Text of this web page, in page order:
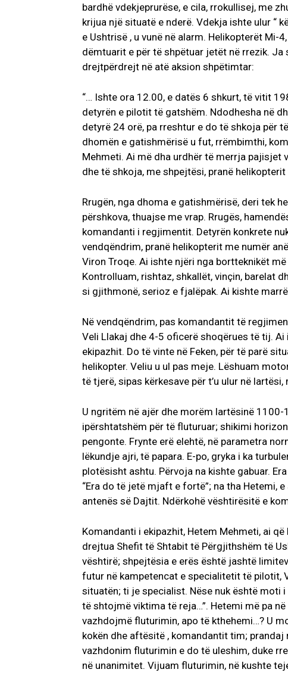
bardhë vdekjeprurëse, e cila, rrokullisej, me
krijua një situatë e nderë. Vdekja ishte ulur “
e Ushtrisë , u vunë në alarm. Helikopterët Mi-
dëmtuarit e për të shpëtuar jetët në rrezik.
drejtpërdrejt në atë aksion shpëtimtar:
“… Ishte ora 12.00, e datës 6 shkurt, të vitit
detyrën e pilotit të gatshëm. Ndodhesha në
detyrë 24 orë, pa rreshtur e do të shkoja për
dhomën e gatishmërisë u fut, rrëmbimthi,
Mehmeti. Ai më dha urdhër të merrja pajisjet
dhe të shkoja, me shpejtësi, pranë
Rrugën, nga dhoma e gatishmërisë, deri tek
përshkova, thuajse me vrap. Rrugës,
komandanti i regjimentit. Detyrën konkrete
vendqëndrim, pranë helikopterit me numër
Viron Troqe. Ai ishte njëri nga bortteknikët
Kontrolluam, rishtaz, shkallët, vinçin, barelat
si gjithmonë, serioz e fjalëpak. Ai kishte
Në vendqëndrim, pas komandantit të
Veli Llakaj dhe 4-5 oficerë shoqërues të tij.
ekipazhit. Do të vinte në Feken, për të parë
helikopter. Veliu u ul pas meje. Lëshuam
të tjerë, sipas kërkesave për t’u ulur në lartësi,
U ngritëm në ajër dhe morëm lartësinë
ipërshtatshëm për të fluturuar; shikimi
pengonte. Frynte erë elehtë, në parametra
lëkundje ajri, të papara. E-po, gryka i ka
plotësisht ashtu. Përvoja na kishte gabuar.
“Era do të jetë mjaft e fortë”; na tha Hetemi,
antenës së Dajtit. Ndërkohë vështirësitë e
Komandanti i ekipazhit, Hetem Mehmeti, ai
drejtua Shefit të Shtabit të Përgjithshëm të
vështirë; shpejtësia e erës është jashtë
futur në kampetencat e specialitetit të pilotit,
situatën; ti je specialist. Nëse nuk është moti
të shtojmë viktima të reja…”. Hetemi më pa në
vazhdojmë fluturimin, apo të kthehemi…? U
kokën dhe aftësitë , komandantit tim;
vazhdonim fluturimin e do të uleshim, duke
në unanimitet. Vijuam fluturimin, në kushte